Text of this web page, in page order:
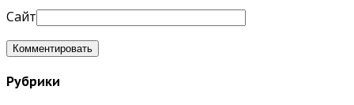
Сайт
Рубрики